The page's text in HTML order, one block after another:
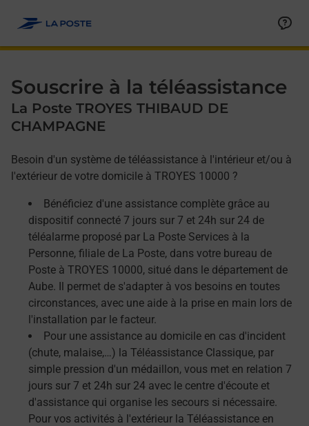
Souscrire à la téléassistance
La Poste TROYES THIBAUD DE
CHAMPAGNE
Besoin d'un système de téléassistance à l'intérieur et/ou à
l'extérieur de votre domicile à TROYES 10000 ?
Bénéficiez d'une assistance complète grâce au
dispositif connecté 7 jours sur 7 et 24h sur 24 de
téléalarme proposé par La Poste Services à la
Personne, filiale de La Poste, dans votre bureau de
Poste à TROYES 10000, situé dans le département de
Aube. Il permet de s'adapter à vos besoins en toutes
circonstances, avec une aide à la prise en main lors de
l'installation par le facteur.
Pour une assistance au domicile en cas d'incident
(chute, malaise,…) la Téléassistance Classique, par
simple pression d'un médaillon, vous met en relation 7
jours sur 7 et 24h sur 24 avec le centre d'écoute et
d'assistance qui organise les secours si nécessaire.
Pour vos activités à l'extérieur la Téléassistance en